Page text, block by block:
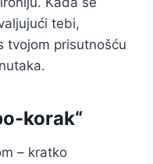
tebi,
tvojom prisutnošću
korak“
– kratko